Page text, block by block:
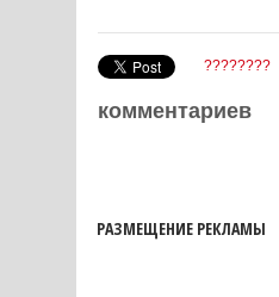
????????
комментариев
РАЗМЕЩЕНИЕ РЕКЛАМЫ